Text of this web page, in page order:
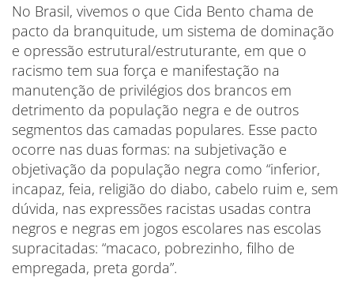
No Brasil, vivemos o que Cida Bento chama de
pacto da branquitude, um sistema de dominação
e opressão estrutural/estruturante, em que o
racismo tem sua força e manifestação na
manutenção de privilégios dos brancos em
detrimento da população negra e de outros
segmentos das camadas populares. Esse pacto
ocorre nas duas formas: na subjetivação e
objetivação da população negra como “inferior,
incapaz, feia, religião do diabo, cabelo ruim e, sem
dúvida, nas expressões racistas usadas contra
negros e negras em jogos escolares nas escolas
supracitadas: “macaco, pobrezinho, filho de
empregada, preta gorda”.